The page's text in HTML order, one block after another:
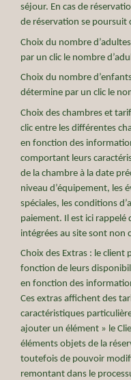
séjour. En cas de
de réservation se poursuit
Choix du nombre
par un clic le nombre
Choix du nombre
détermine par un clic le
Choix des chambres et
clic entre les différentes
en fonction des
comportant leurs
de la chambre à la date
niveau d’équipement, les
spéciales, les conditions
paiement. Il est ici rappelé
intégrées au site sont non
Choix des Extras : le client
fonction de leurs
en fonction des
Ces extras affichent des
caractéristiques
ajouter un élément » le
éléments objets de la
toutefois de pouvoir
remontant dans le